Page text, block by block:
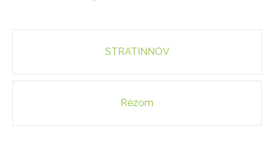
articles
STRATINNOV
Rézom